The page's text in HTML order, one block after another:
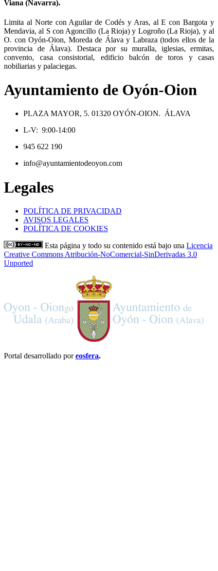
Viana (Navarra).
Limita al Norte con Aguilar de Codés y Aras, al E con Bargota y
Mendavia, al S con Agoncillo (La Rioja) y Logroño (La Rioja), y al
O. con Oyón-Oion, Moreda de Álava y Labraza (todos ellos de la
provincia de Álava). Destaca por su muralla, iglesias, ermitas,
convento, casa consistorial, edificio balcón de toros y casas
nobiliarias y palaciegas.
Ayuntamiento de Oyón-Oion
PLAZA MAYOR, 5. 01320 OYÓN-OION. ÁLAVA
L-V: 9:00-14:00
945 622 190
info@ayuntamientodeoyon.com
Legales
POLÍTICA DE PRIVACIDAD
AVISOS LEGALES
POLÍTICA DE COOKIES
Esta página y todo su contenido está bajo una Licencia
Creative Commons Atribución-NoComercial-SinDerivadas 3.0
Unported
Portal desarrollado poreosfera.